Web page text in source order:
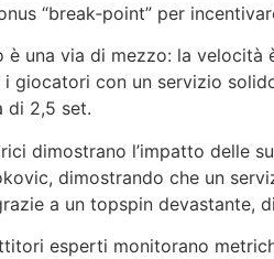
“break‑point” per
è una via di mezzo: la velocità
i giocatori con un servizio
di 2,5 set.
dimostrano l’impatto delle
dimostrando che un
a un topspin devastante,
esperti monitorano